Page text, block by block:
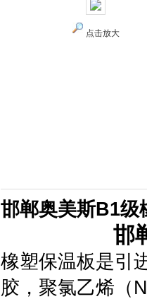
点击放大
邯郸奥美斯B1级
邯
橡塑保温板是引
胶，聚氯乙烯（